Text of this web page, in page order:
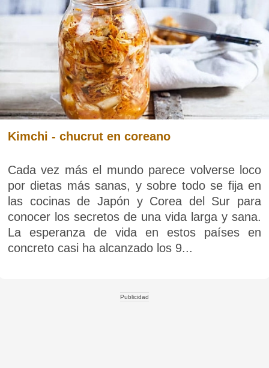
Kimchi - chucrut en coreano
Cada vez más el mundo parece volverse loco
por dietas más sanas, y sobre todo se fija en
las cocinas de Japón y Corea del Sur para
conocer los secretos de una vida larga y sana.
La esperanza de vida en estos países en
concreto casi ha alcanzado los 9...
Publicidad